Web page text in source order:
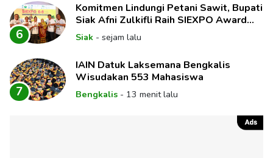
6
Komitmen Lindungi Petani Sawit, Bupati
Siak Afni Zulkifli Raih SIEXPO Award
2026
Siak - sejam lalu
7
IAIN Datuk Laksemana Bengkalis
Wisudakan 553 Mahasiswa
Bengkalis - 13 menit lalu